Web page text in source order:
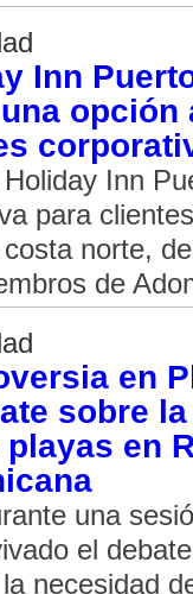
Inn
opción
Inn
para
norte,
de
en
sobre
playas en
una
el
necesidad